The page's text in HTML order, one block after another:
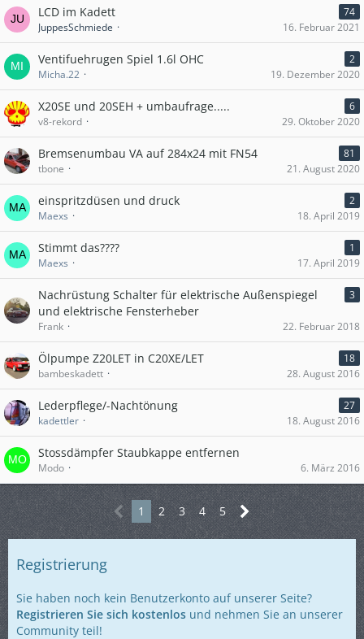
LCD im Kadett
74
JuppesSchmiede
16. Februar 2021
Ventifuehrugen Spiel 1.6l OHC
2
Micha.22
19. Dezember 2020
X20SE und 20SEH + umbaufrage.....
6
v8-rekord
29. Oktober 2020
Bremsenumbau VA auf 284x24 mit FN54
81
tbone
21. August 2020
einspritzdüsen und druck
2
Maexs
18. April 2019
Stimmt das????
1
Maexs
17. April 2019
Nachrüstung Schalter für elektrische Außenspiegel
und elektrische Fensterheber
3
Frank 22. Februar 2018
Ölpumpe Z20LET in C20XE/LET
18
bambeskadett
28. August 2016
Lederpflege/-Nachtönung
27
kadettler
18. August 2016
Stossdämpfer Staubkappe entfernen
Modo 6. März 2016
1 2 3 4 5
Registrierung
Sie haben noch kein Benutzerkonto auf unserer Seite?
Registrieren Sie sich kostenlos und nehmen Sie an unserer
Community teil!